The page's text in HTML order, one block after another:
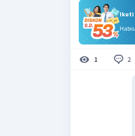
Ikuti
1 2